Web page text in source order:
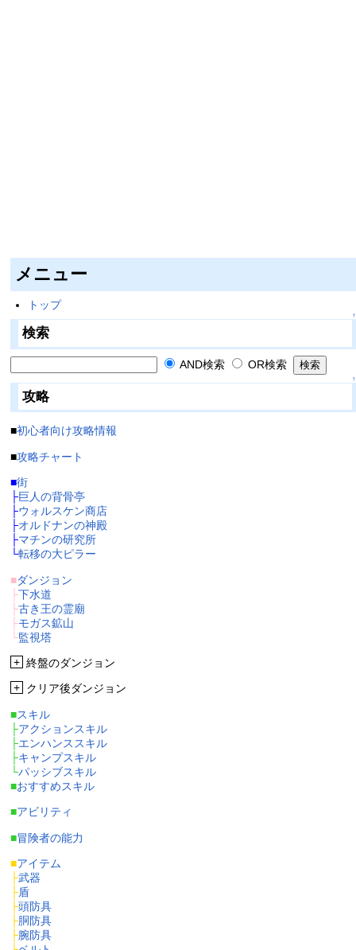
メニュー
トップ
↑
検索
AND検索 OR検索
↑
攻略
■初心者向け攻略情報
■攻略チャート
■街
├巨人の背骨亭
├ウォルスケン商店
├オルドナンの神殿
├マチンの研究所
└転移の大ピラー
■ダンジョン
├下水道
├古き王の霊廟
├モガス鉱山
└監視塔
+ 終盤のダンジョン
+ クリア後ダンジョン
■スキル
├アクションスキル
├エンハンススキル
├キャンプスキル
└パッシブスキル
■おすすめスキル
■アビリティ
■冒険者の能力
■アイテム
├武器
├盾
├頭防具
├胴防具
├腕防具